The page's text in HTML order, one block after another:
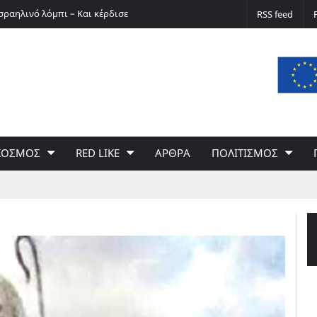
λόμπι – Και κέρδισε Ο Ερνστ Φίσερ για τις Δίκες της Μόσχας
RSS feed
RED LIKE ΑΡΘΡΑ ΠΟΛΙΤΙΣΜΟΣ